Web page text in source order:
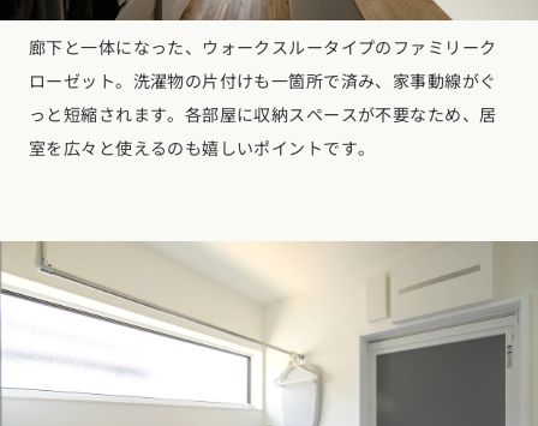
廊下と一体になった、ウォークスルータイプのファミリーク
ローゼット。洗濯物の片付けも一箇所で済み、家事動線がぐ
っと短縮されます。各部屋に収納スペースが不要なため、居
室を広々と使えるのも嬉しいポイントです。